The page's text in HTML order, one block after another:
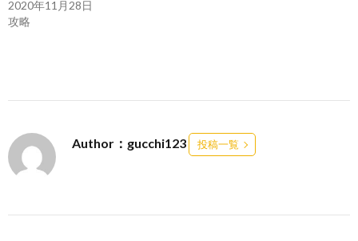
2020年11月28日
攻略
Author：gucchi123 投稿一覧